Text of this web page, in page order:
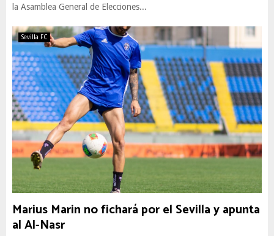
la Asamblea General de Elecciones...
Sevilla FC
Marius Marin no fichará por el Sevilla y apunta
al Al-Nasr